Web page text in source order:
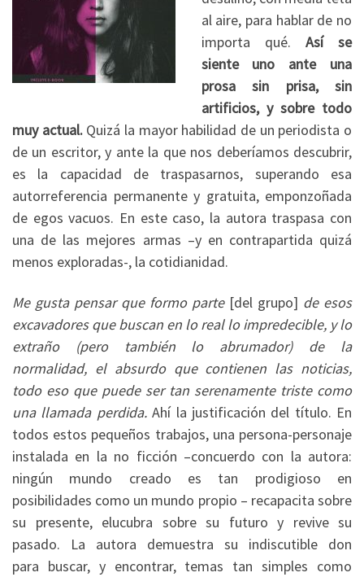
al aire, para hablar de no
importa qué. Así se
siente uno ante una
prosa sin prisa, sin
artificios, y sobre todo
muy actual. Quizá la mayor habilidad de un periodista o
de un escritor, y ante la que nos deberíamos descubrir,
es la capacidad de traspasarnos, superando esa
autorreferencia permanente y gratuita, emponzoñada
de egos vacuos. En este caso, la autora traspasa con
una de las mejores armas –y en contrapartida quizá
menos exploradas-, la cotidianidad.
Me gusta pensar que formo parte [del grupo] de esos
excavadores que buscan en lo real lo impredecible, y lo
extraño (pero también lo abrumador) de la
normalidad, el absurdo que contienen las noticias,
todo eso que puede ser tan serenamente triste como
una llamada perdida.Ahí la justificación del título. En
todos estos pequeños trabajos, una persona-personaje
instalada en la no ficción –concuerdo con la autora:
ningún mundo creado es tan prodigioso en
posibilidades como un mundo propio – recapacita sobre
su presente, elucubra sobre su futuro y revive su
pasado. La autora demuestra su indiscutible don
para buscar, y encontrar, temas tan simples como